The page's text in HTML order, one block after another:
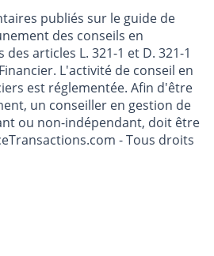
publiés sur le guide de
des conseils en
articles L. 321-1 et D. 321-1
L'activité de conseil en
est réglementée. Afin d'être
un conseiller en gestion de
ou non-indépendant, doit être
- Tous droits